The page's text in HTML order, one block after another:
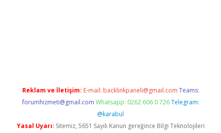
Reklam ve İletişim: E-mail: backlinkpaneli@gmail.com Teams:
forumhizmeti@gmail.com Whatsapp: 0262 606 0 726 Telegram:
@karabul
Yasal Uyarı: Sitemiz, 5651 Sayılı Kanun gereğince Bilgi Teknolojileri